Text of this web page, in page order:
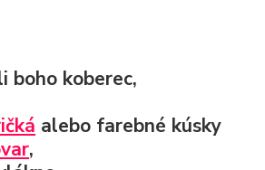
izby Nábytok
boho koberec,
alebo farebné kúsky
,